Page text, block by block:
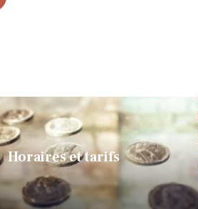
Horaires et tarifs